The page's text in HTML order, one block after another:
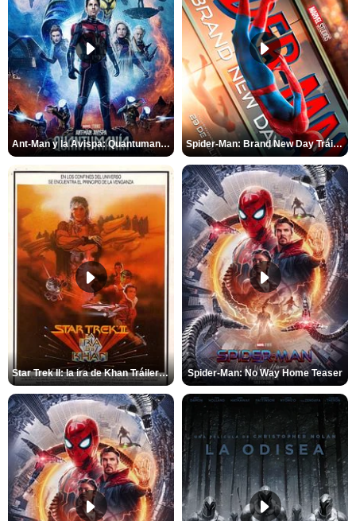
Ant-Man y la Avispa: Quantumanía Tráiler (2) Spider-Man: Brand New Day Tráiler (3)
Star Trek II: la ira de Khan Tráiler VO Spider-Man: No Way Home Teaser